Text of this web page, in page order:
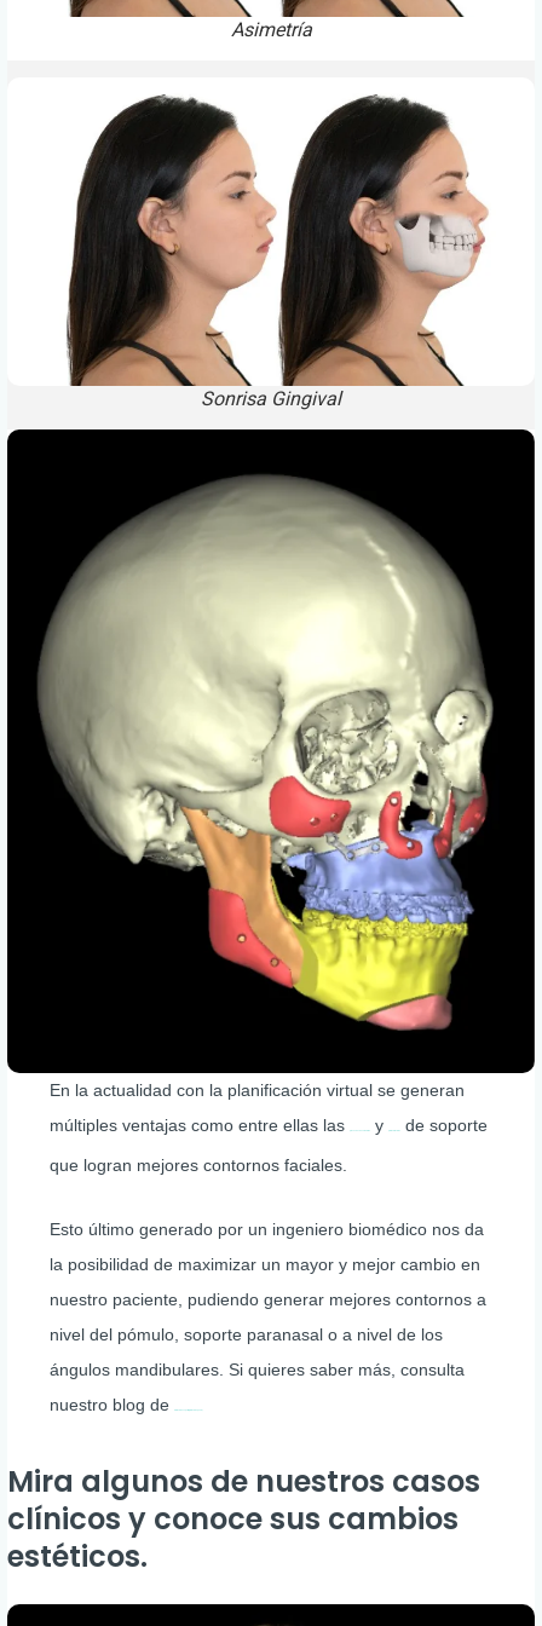
Asimetría
Sonrisa Gingival
En la actualidad con la planificación virtual se generan
múltiples ventajas como entre ellas las
y de soporte
que logran mejores contornos faciales.
Esto último generado por un ingeniero biomédico nos da
la posibilidad de maximizar un mayor y mejor cambio en
nuestro paciente, pudiendo generar mejores contornos a
nivel del pómulo, soporte paranasal o a nivel de los
ángulos mandibulares. Si quieres saber más, consulta
nuestro blog de
Mira algunos de nuestros casos
clínicos y conoce sus cambios
estéticos.